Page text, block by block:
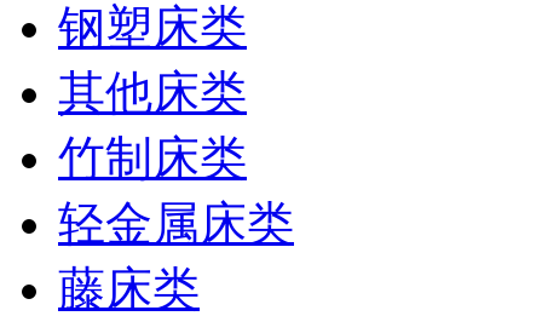
钢塑床类
其他床类
竹制床类
轻金属床类
藤床类